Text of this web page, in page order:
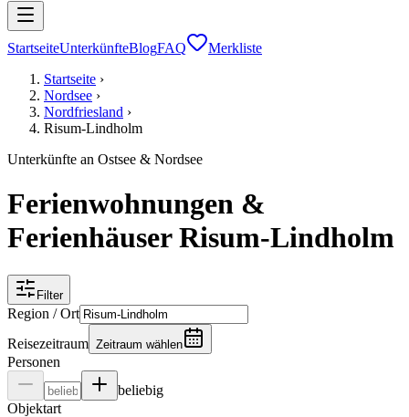
StartseiteUnterkünfteBlogFAQ
Merkliste
Startseite ›
Nordsee ›
Nordfriesland ›
Risum-Lindholm
Unterkünfte an Ostsee & Nordsee
Ferienwohnungen &
Ferienhäuser Risum-Lindholm
Filter
Region / Ort
Reisezeitraum Zeitraum wählen
Personen
beliebig
Objektart